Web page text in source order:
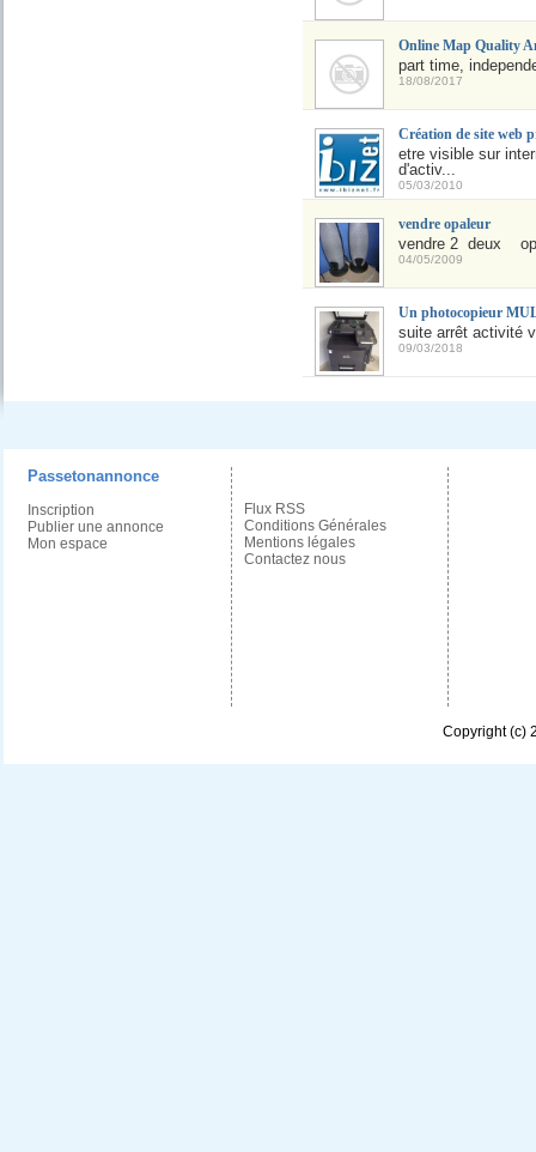
Online Map Quality
part time,
18/08/2017
Création de site web
etre visible sur
d'activ...
05/03/2010
vendre opaleur
vendre 2 deux
04/05/2009
Un photocopieur
suite arrêt activité
09/03/2018
Passetonannonce
Inscription
Publier une annonce
Mon espace
Flux RSS
Conditions Générales
Mentions légales
Contactez nous
Copyright (c)